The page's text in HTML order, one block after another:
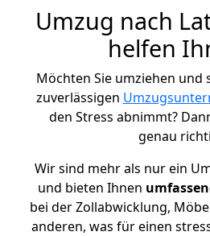
Umzug nach
helfen
Möchten Sie umziehen und
zuverlässigen
den Stress abnimmt?
genau
Wir sind mehr als nur ein
und bieten Ihnen
bei der Zollabwicklung,
anderen, was für einen